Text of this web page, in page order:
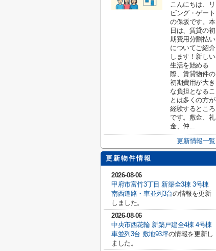
こんにちは、リ
ビング・ゲート
の保坂です。本
日は、賃貸の初
期費用分割払い
についてご紹介
します！新しい
生活を始める
際、賃貸物件の
初期費用が大き
な負担となるこ
とは多くの方が
経験するところ
です。敷金、礼
金、仲...
更新情報一覧
更新物件情報
2026-08-06
甲府市富竹3丁目 新築全3棟 3号棟
南西道路・車並列3台の情報を更新
しました。
2026-08-06
中央市西花輪 新築戸建全4棟 4号棟
車並列3台 敷地93坪の情報を更新し
ました。